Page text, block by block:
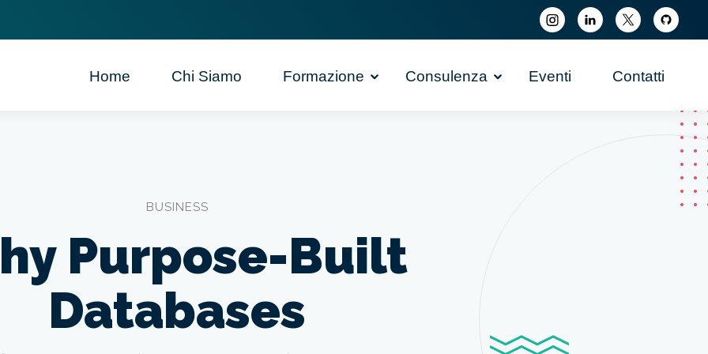
Home Chi Siamo Formazione Consulenza Eventi Contatti
BUSINESS
Purpose-Built
Databases